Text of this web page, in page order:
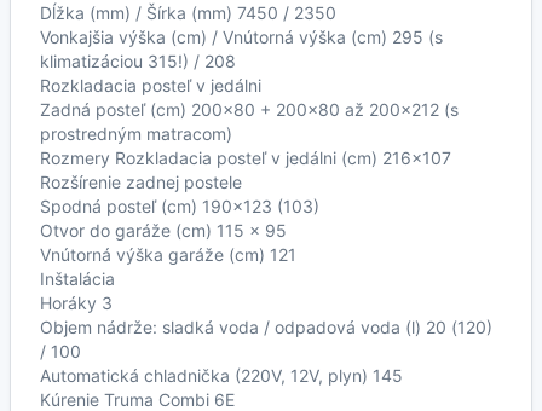
Dĺžka (mm) / Šírka (mm) 7450 / 2350
Vonkajšia výška (cm) / Vnútorná výška (cm) 295 (s
klimatizáciou 315!) / 208
Rozkladacia posteľ v jedálni
Zadná posteľ (cm) 200x80 + 200x80 až 200x212 (s
prostredným matracom)
Rozmery Rozkladacia posteľ v jedálni (cm) 216x107
Rozšírenie zadnej postele
Spodná posteľ (cm) 190x123 (103)
Otvor do garáže (cm) 115 x 95
Vnútorná výška garáže (cm) 121
Inštalácia
Horáky 3
Objem nádrže: sladká voda / odpadová voda (l) 20 (120)
/ 100
Automatická chladnička (220V, 12V, plyn) 145
Kúrenie Truma Combi 6E